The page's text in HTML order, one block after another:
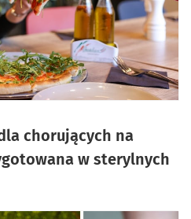
chorujących na
w sterylnych